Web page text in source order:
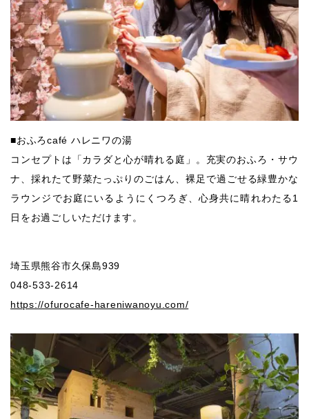
■おふろcafé ハレニワの湯
コンセプトは「カラダと心が晴れる庭」。充実のおふろ・サウ
ナ、採れたて野菜たっぷりのごはん、裸足で過ごせる緑豊かな
ラウンジでお庭にいるようにくつろぎ、心身共に晴れわたる1
日をお過ごしいただけます。
埼玉県熊谷市久保島939
048-533-2614
https://ofurocafe-hareniwanoyu.com/